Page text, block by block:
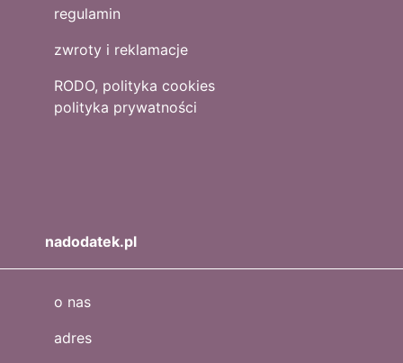
regulamin
zwroty i reklamacje
RODO, polityka cookies
polityka prywatności
nadodatek.pl
o nas
adres